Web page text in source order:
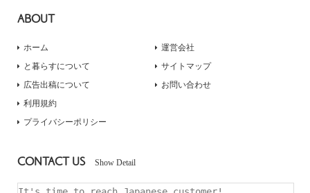
ABOUT
ホーム
と暮らすについて
広告出稿について
運営会社
サイトマップ
お問い合わせ
利用規約
プライバシーポリシー
CONTACT US Show Detail